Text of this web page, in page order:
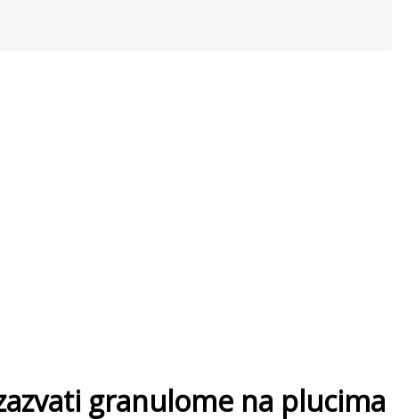
granulome na plucima